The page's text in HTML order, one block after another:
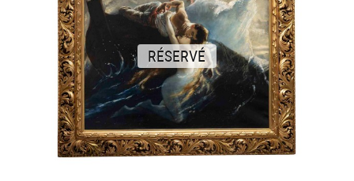
RÉSERVÉ